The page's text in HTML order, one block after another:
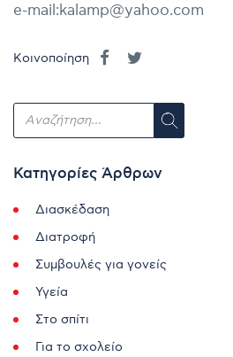
e-mail:kalamp@yahoo.com
Κοινοποίηση
Κατηγορίες Άρθρων
Διασκέδαση
Διατροφή
Συμβουλές για γονείς
Υγεία
Στο σπίτι
Για το σχολείο